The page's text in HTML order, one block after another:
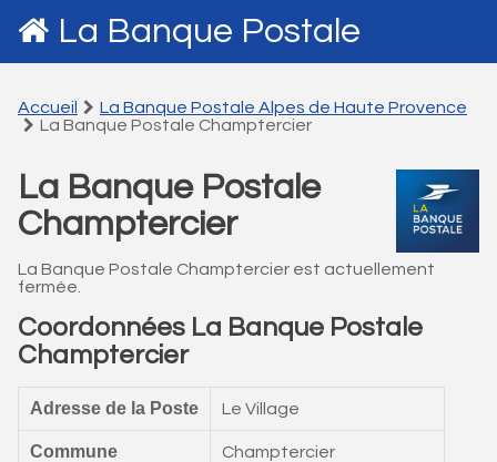
La Banque Postale
Accueil
La Banque Postale Alpes de Haute Provence
La Banque Postale Champtercier
La Banque Postale
Champtercier
La Banque Postale Champtercier est actuellement
fermée.
Coordonnées La Banque Postale
Champtercier
Adresse de la Poste Le Village
Commune Champtercier